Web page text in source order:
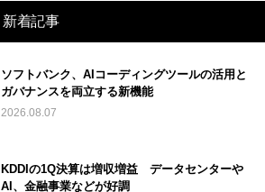
新着記事
ソフトバンク、AIコーディングツールの活用と
ガバナンスを両立する新機能
2026.08.07
KDDIの1Q決算は増収増益 データセンターや
AI、金融事業などが好調